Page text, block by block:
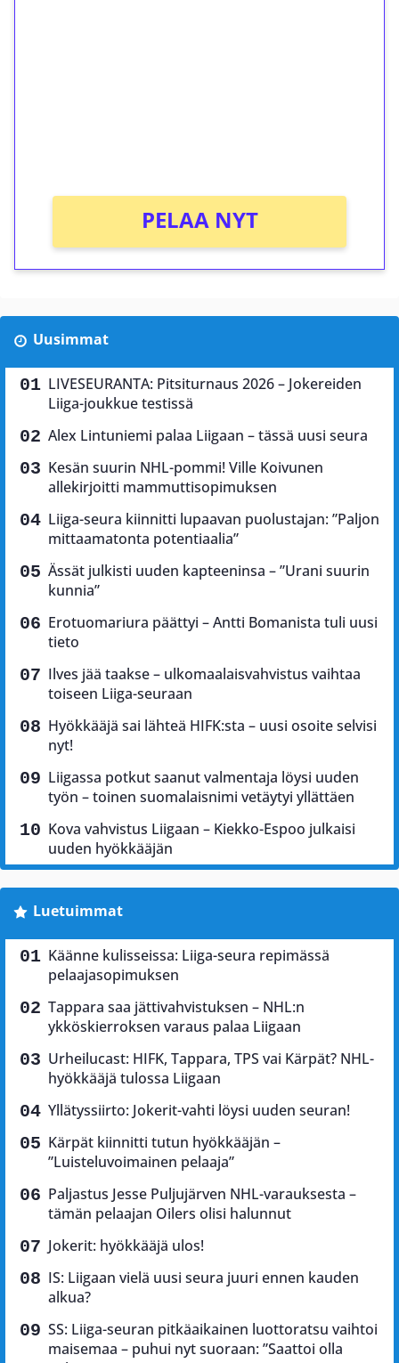
PELAA NYT
Uusimmat
LIVESEURANTA: Pitsiturnaus 2026 – Jokereiden
Liiga-joukkue testissä
Alex Lintuniemi palaa Liigaan – tässä uusi seura
Kesän suurin NHL-pommi! Ville Koivunen
allekirjoitti mammuttisopimuksen
Liiga-seura kiinnitti lupaavan puolustajan: ”Paljon
mittaamatonta potentiaalia”
Ässät julkisti uuden kapteeninsa – ”Urani suurin
kunnia”
Erotuomariura päättyi – Antti Bomanista tuli uusi
tieto
Ilves jää taakse – ulkomaalaisvahvistus vaihtaa
toiseen Liiga-seuraan
Hyökkääjä sai lähteä HIFK:sta – uusi osoite selvisi
nyt!
Liigassa potkut saanut valmentaja löysi uuden
työn – toinen suomalaisnimi vetäytyi yllättäen
Kova vahvistus Liigaan – Kiekko-Espoo julkaisi
uuden hyökkääjän
Luetuimmat
Käänne kulisseissa: Liiga-seura repimässä
pelaajasopimuksen
Tappara saa jättivahvistuksen – NHL:n
ykköskierroksen varaus palaa Liigaan
Urheilucast: HIFK, Tappara, TPS vai Kärpät? NHL-
hyökkääjä tulossa Liigaan
Yllätyssiirto: Jokerit-vahti löysi uuden seuran!
Kärpät kiinnitti tutun hyökkääjän –
”Luisteluvoimainen pelaaja”
Paljastus Jesse Puljujärven NHL-varauksesta –
tämän pelaajan Oilers olisi halunnut
Jokerit: hyökkääjä ulos!
IS: Liigaan vielä uusi seura juuri ennen kauden
alkua?
SS: Liiga-seuran pitkäaikainen luottoratsu vaihtoi
maisemaa – puhui nyt suoraan: ”Saattoi olla